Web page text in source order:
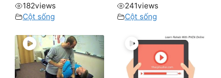
182views
Cột sống
241views
Cột sống